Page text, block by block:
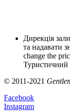
Дирекція
та надавати
change the
Туристичний
© 2011-2021
Facebook
Instagram